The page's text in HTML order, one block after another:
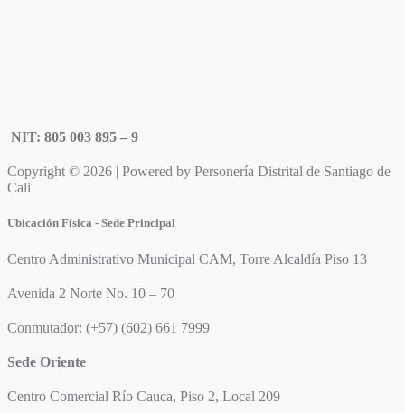
NIT: 805 003 895 – 9
Copyright © 2026 | Powered by Personería Distrital de Santiago de
Cali
Ubicación Física - Sede Principal
Centro Administrativo Municipal CAM, Torre Alcaldía Piso 13
Avenida 2 Norte No. 10 – 70
Conmutador: (+57) (602) 661 7999
Sede Oriente
Centro Comercial Río Cauca, Piso 2, Local 209